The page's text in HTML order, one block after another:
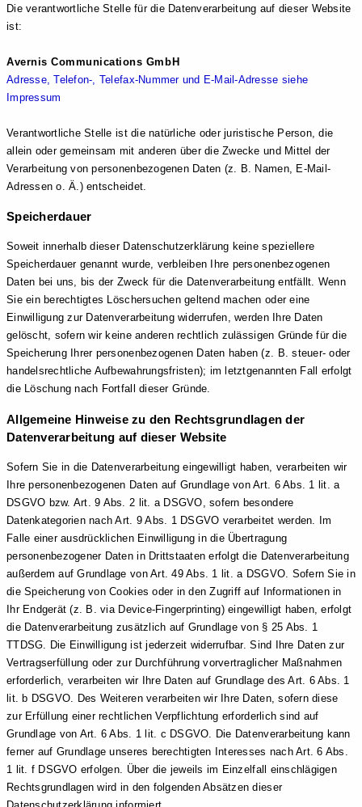
Die verantwortliche Stelle für die Datenverarbeitung auf dieser Website
ist:
Avernis Communications GmbH
Adresse, Telefon-, Telefax-Nummer und E-Mail-Adresse siehe
Impressum
Verantwortliche Stelle ist die natürliche oder juristische Person, die
allein oder gemeinsam mit anderen über die Zwecke und Mittel der
Verarbeitung von personenbezogenen Daten (z. B. Namen, E-Mail-
Adressen o. Ä.) entscheidet.
Speicherdauer
Soweit innerhalb dieser Datenschutzerklärung keine speziellere
Speicherdauer genannt wurde, verbleiben Ihre personenbezogenen
Daten bei uns, bis der Zweck für die Datenverarbeitung entfällt. Wenn
Sie ein berechtigtes Löschersuchen geltend machen oder eine
Einwilligung zur Datenverarbeitung widerrufen, werden Ihre Daten
gelöscht, sofern wir keine anderen rechtlich zulässigen Gründe für die
Speicherung Ihrer personenbezogenen Daten haben (z. B. steuer- oder
handelsrechtliche Aufbewahrungsfristen); im letztgenannten Fall erfolgt
die Löschung nach Fortfall dieser Gründe.
Allgemeine Hinweise zu den Rechtsgrundlagen der
Datenverarbeitung auf dieser Website
Sofern Sie in die Datenverarbeitung eingewilligt haben, verarbeiten wir
Ihre personenbezogenen Daten auf Grundlage von Art. 6 Abs. 1 lit. a
DSGVO bzw. Art. 9 Abs. 2 lit. a DSGVO, sofern besondere
Datenkategorien nach Art. 9 Abs. 1 DSGVO verarbeitet werden. Im
Falle einer ausdrücklichen Einwilligung in die Übertragung
personenbezogener Daten in Drittstaaten erfolgt die Datenverarbeitung
außerdem auf Grundlage von Art. 49 Abs. 1 lit. a DSGVO. Sofern Sie in
die Speicherung von Cookies oder in den Zugriff auf Informationen in
Ihr Endgerät (z. B. via Device-Fingerprinting) eingewilligt haben, erfolgt
die Datenverarbeitung zusätzlich auf Grundlage von § 25 Abs. 1
TTDSG. Die Einwilligung ist jederzeit widerrufbar. Sind Ihre Daten zur
Vertragserfüllung oder zur Durchführung vorvertraglicher Maßnahmen
erforderlich, verarbeiten wir Ihre Daten auf Grundlage des Art. 6 Abs. 1
lit. b DSGVO. Des Weiteren verarbeiten wir Ihre Daten, sofern diese
zur Erfüllung einer rechtlichen Verpflichtung erforderlich sind auf
Grundlage von Art. 6 Abs. 1 lit. c DSGVO. Die Datenverarbeitung kann
ferner auf Grundlage unseres berechtigten Interesses nach Art. 6 Abs.
1 lit. f DSGVO erfolgen. Über die jeweils im Einzelfall einschlägigen
Rechtsgrundlagen wird in den folgenden Absätzen dieser